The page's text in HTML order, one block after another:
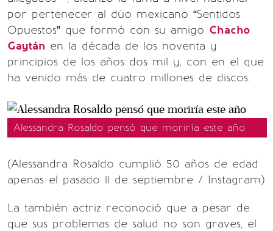
por pertenecer al dúo mexicano “Sentidos
Opuestos” que formó con su amigo Chacho
Gaytán en la década de los noventa y
principios de los años dos mil y, con en el que
ha venido más de cuatro millones de discos.
Alessandra Rosaldo pensó que moriría este año
(Alessandra Rosaldo cumplió 50 años de edad
apenas el pasado 11 de septiembre / Instagram)
La también actriz reconoció que a pesar de
que sus problemas de salud no son graves, el